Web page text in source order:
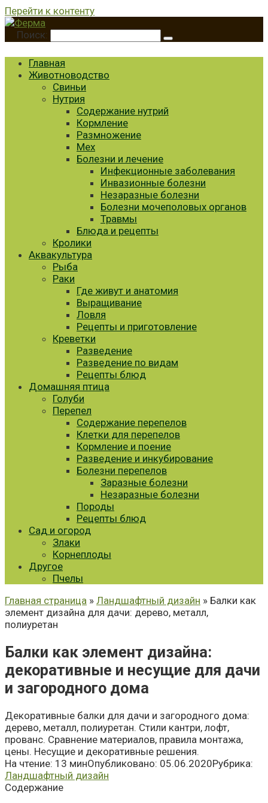
Перейти к контенту
Поиск:
Главная
Животноводство
Свиньи
Нутрия
Содержание нутрий
Кормление
Размножение
Мех
Болезни и лечение
Инфекционные заболевания
Инвазионные болезни
Незаразные болезни
Болезни мочеполовых органов
Травмы
Блюда и рецепты
Кролики
Аквакультура
Рыба
Раки
Где живут и анатомия
Выращивание
Ловля
Рецепты и приготовление
Креветки
Разведение
Разведение по видам
Рецепты блюд
Домашняя птица
Голуби
Перепел
Содержание перепелов
Клетки для перепелов
Кормление и поение
Разведение и инкубирование
Болезни перепелов
Заразные болезни
Незаразные болезни
Породы
Рецепты блюд
Сад и огород
Злаки
Корнеплоды
Другое
Пчелы
Главная страница » Ландшафтный дизайн » Балки как
элемент дизайна для дачи: дерево, металл,
полиуретан
Балки как элемент дизайна:
декоративные и несущие для дачи
и загородного дома
Декоративные балки для дачи и загородного дома:
дерево, металл, полиуретан. Стили кантри, лофт,
прованс. Сравнение материалов, правила монтажа,
цены. Несущие и декоративные решения.
На чтение: 13 минОпубликовано: 05.06.2020Рубрика:
Ландшафтный дизайн
Содержание